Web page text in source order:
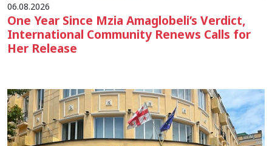
06.08.2026
One Year Since Mzia Amaglobeli’s Verdict,
International Community Renews Calls for
Her Release